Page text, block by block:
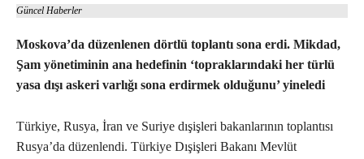
Güncel Haberler
Moskova’da düzenlenen dörtlü toplantı sona erdi. Mikdad,
Şam yönetiminin ana hedefinin ‘topraklarındaki her türlü
yasa dışı askeri varlığı sona erdirmek olduğunu’ yineledi
Türkiye, Rusya, İran ve Suriye dışişleri bakanlarının toplantısı
Rusya’da düzenlendi. Türkiye Dışişleri Bakanı Mevlüt